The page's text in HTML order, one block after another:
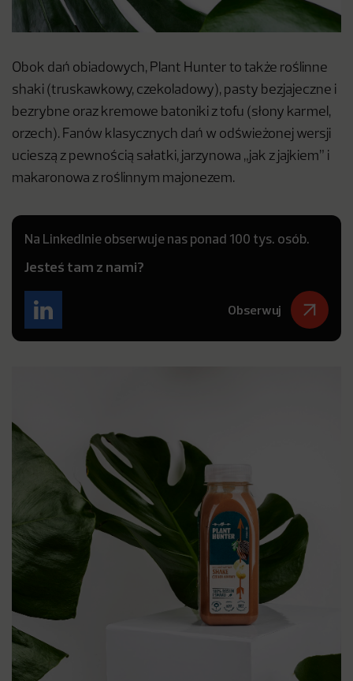
Obok dań obiadowych, Plant Hunter to także roślinne
shaki (truskawkowy, czekoladowy), pasty bezjajeczne i
bezrybne oraz kremowe batoniki z tofu (słony karmel,
orzech). Fanów klasycznych dań w odświeżonej wersji
ucieszą z pewnością sałatki, jarzynowa „jak z jajkiem” i
makaronowa z roślinnym majonezem.
Na LinkedInie obserwuje nas ponad 100 tys. osób.
Jesteś tam z nami?
Obserwuj